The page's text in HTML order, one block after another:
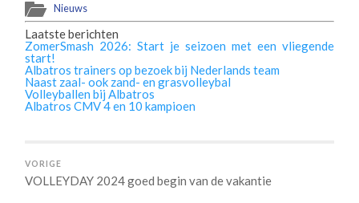
Nieuws
Laatste berichten
ZomerSmash 2026: Start je seizoen met een vliegende
start!
Albatros trainers op bezoek bij Nederlands team
Naast zaal- ook zand- en grasvolleybal
Volleyballen bij Albatros
Albatros CMV 4 en 10 kampioen
VORIGE
VOLLEYDAY 2024 goed begin van de vakantie